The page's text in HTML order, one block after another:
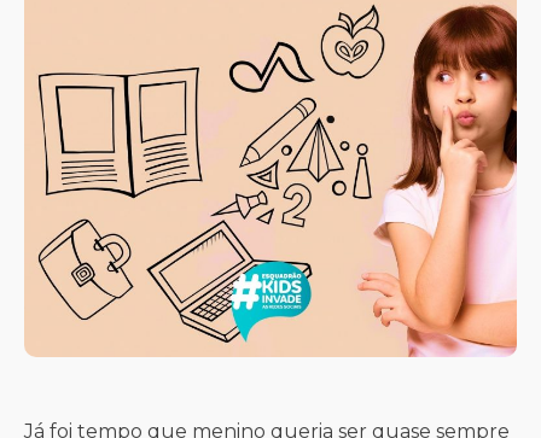
Já foi tempo que menino queria ser quase sempre